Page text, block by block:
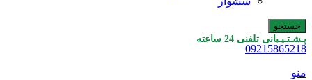
جستجو
پـشـتـیـبانی تلفنی 24 ساعته
09215865218
منو